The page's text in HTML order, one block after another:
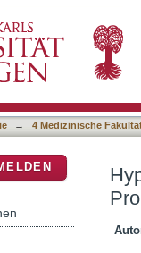
→ 4 Medizinische